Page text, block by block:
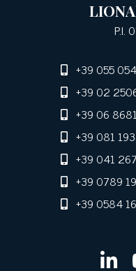
P.I.
+39 055
+39 02
+39 06
+39 081
+39 041
+39 0789
+39 0584